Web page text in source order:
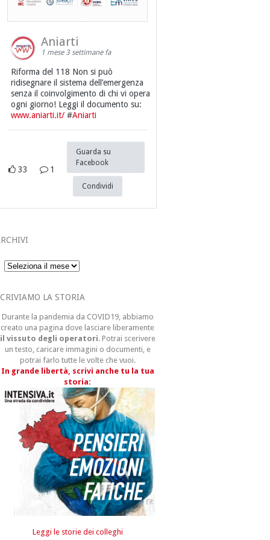
Aniarti
1 mese 3 settimane fa
Riforma del 118 Non si può
ridisegnare il sistema dell’emergenza
senza il coinvolgimento di chi vi opera
ogni giorno! Leggi il documento su:
www.aniarti.it/ #Aniarti
33 1
Guarda su
Facebook
Condividi
LA STORIA
Durante la pandemia da COVID19, abbiamo
creato una pagina dove lasciare liberamente
il vissuto degli operatori. Potrai scerivere
un testo, caricare immagini o documenti, e
potrai farlo tutte le volte che vuoi.
In grande libertà, scrivi anche tu la tua
storia:
Leggi le storie dei colleghi